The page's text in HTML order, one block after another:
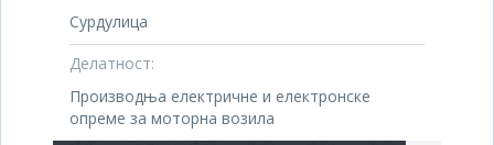
Сурдулица
Делатност:
Производња електричне и електронске
опреме за моторна возила